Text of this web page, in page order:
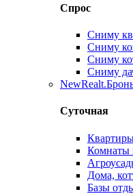
Спрос
Сниму
Сниму
Сниму
Сниму
New
Суточная
Комнаты
Дома,
Базы